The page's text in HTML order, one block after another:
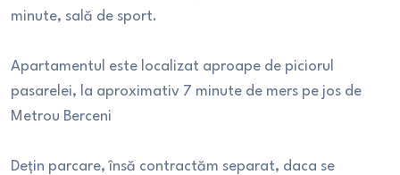
minute, sală de sport.
Apartamentul este localizat aproape de piciorul
pasarelei, la aproximativ 7 minute de mers pe jos de
Metrou Berceni
Dețin parcare, însă contractăm separat, daca se